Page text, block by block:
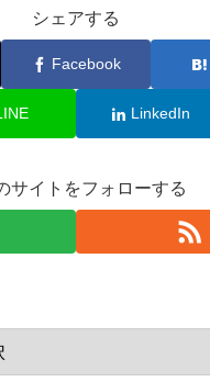
シェアする
Facebook
LinkedIn
サイトをフォローする